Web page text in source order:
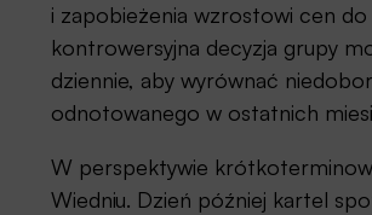
i zapobieżenia wzrostowi cen
kontrowersyjna decyzja grupy
dziennie, aby wyrównać
odnotowanego w ostatnich
W perspektywie
Wiedniu. Dzień później kartel